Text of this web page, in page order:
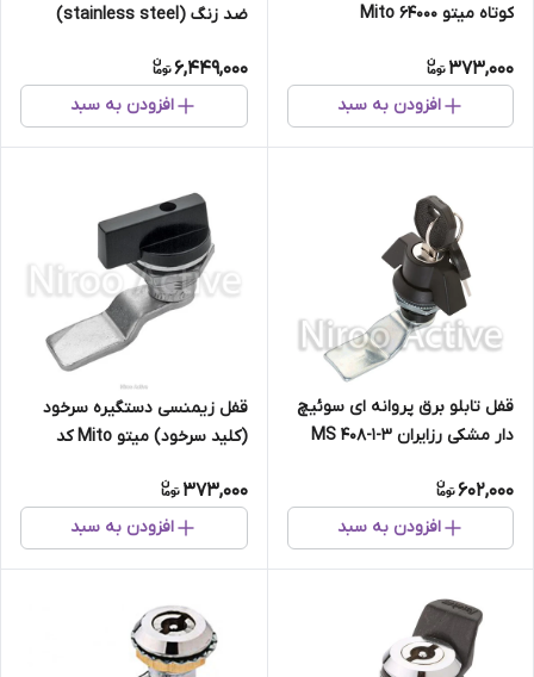
کوتاه میتو Mito 64000
373,000
افزودن به سبد
ضد زنگ (stainless steel)
6,449,000
افزودن به سبد
قفل تابلو برق پروانه ای سوئیچ
دار مشکی رزایران MS ۴۰۸-۱-۳
602,000
افزودن به سبد
قفل زیمنسی دستگیره سرخود
(کلید سرخود) میتو Mito کد
373,000
افزودن به سبد